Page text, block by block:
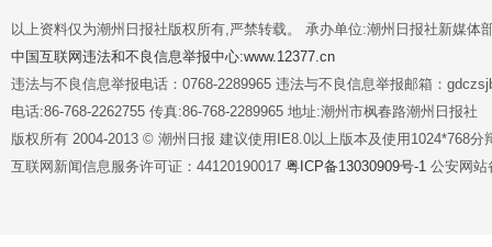
以上资料仅为潮州日报社版权所有,严禁转载。 承办单位:潮州日报社新媒体
中国互联网违法和不良信息举报中心:www.12377.cn
违法与不良信息举报电话：0768-2289965 违法与不良信息举报邮箱：
电话:86-768-2262755 传真:86-768-2289965 地址:潮州市枫春路潮州日报社
版权所有 2004-2013 © 潮州日报 建议使用IE8.0以上版本及使用1024*768分
互联网新闻信息服务许可证：44120190017 粤ICP备13030909号-1 公安网站